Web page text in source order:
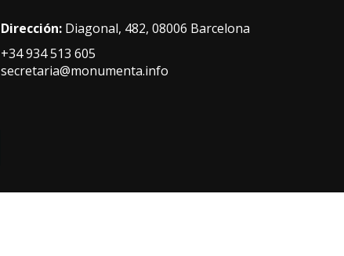
Dirección: Diagonal, 482, 08006 Barcelona
+34 934 513 605
secretaria@monumenta.info